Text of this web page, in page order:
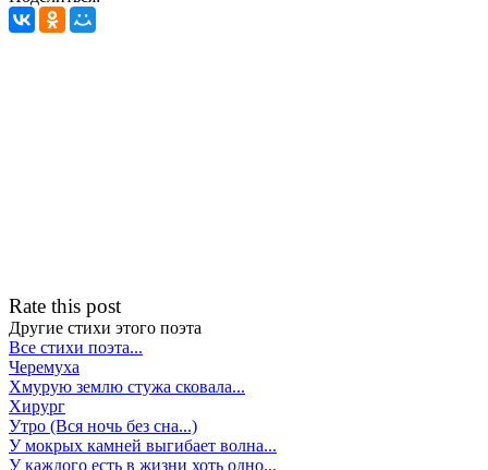
Rate this post
Другие стихи этого поэта
Все стихи поэта...
Черемуха
Хмурую землю стужа сковала...
Хирург
Утро (Вся ночь без сна...)
У мокрых камней выгибает волна...
У каждого есть в жизни хоть одно...